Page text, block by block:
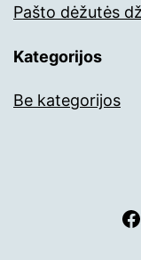
Pašto dėžutės
Kategorijos
Be kategorijos